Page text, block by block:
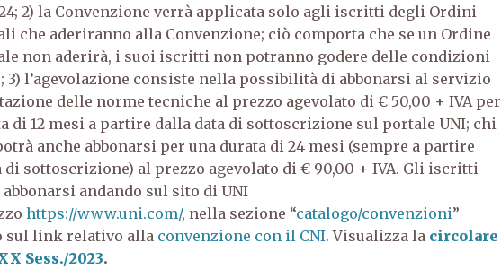
2) la Convenzione verrà applicata solo agli iscritti degli Ordini
che aderiranno alla Convenzione; ciò comporta che se un Ordine
non aderirà, i suoi iscritti non potranno godere delle condizioni
3) l’agevolazione consiste nella possibilità di abbonarsi al servizio
delle norme tecniche al prezzo agevolato di € 50,00 + IVA per
di 12 mesi a partire dalla data di sottoscrizione sul portale UNI; chi
anche abbonarsi per una durata di 24 mesi (sempre a partire
di sottoscrizione) al prezzo agevolato di € 90,00 + IVA. Gli iscritti
andando sul sito di UNI
https://www.uni.com/, nella sezione “catalogo/convenzioni”
sul link relativo alla convenzione con il CNI. Visualizza la circolare
Sess./2023.